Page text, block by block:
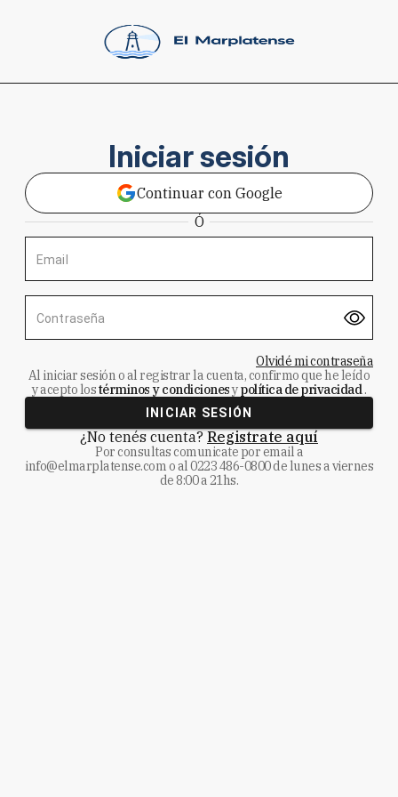
Iniciar sesión
Continuar con Google
Ó
Email
Contraseña
Olvidé mi contraseña
Al iniciar sesión o al registrar la cuenta, confirmo que he leído
y acepto lostérminos y condicionesypolítica de privacidad.
INICIAR SESIÓN
¿No tenés cuenta? Registrate aquí
Por consultas comunicate por email a
info@elmarplatense.como al0223 486-0800de lunes a viernes
de 8:00 a 21hs.